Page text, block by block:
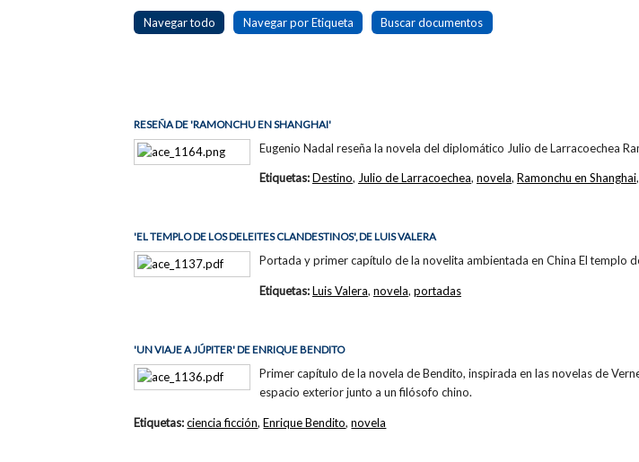
Navegar todo Navegar por Etiqueta Buscar documentos
RESEÑA DE 'RAMONCHU EN SHANGHAI'
Eugenio Nadal reseña la novela del diplomático Julio de Larracoechea
Etiquetas:Destino, Julio de Larracoechea, novela, Ramonchu en Shanghai,
'EL TEMPLO DE LOS DELEITES CLANDESTINOS', DE LUIS VALERA
Portada y primer capítulo de la novelita ambientada en China El templo
Etiquetas:Luis Valera, novela, portadas
'UN VIAJE A JÚPITER' DE ENRIQUE BENDITO
Primer capítulo de la novela de Bendito, inspirada en las novelas de
espacio exterior junto a un filósofo chino.
Etiquetas:ciencia ficción,Enrique Bendito,novela